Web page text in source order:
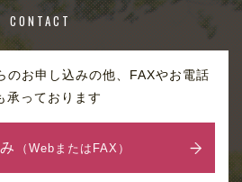
CONTACT
のお申し込みの他、FAXやお電話
承っております
（WebまたはFAX）